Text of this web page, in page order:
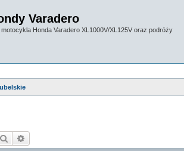
Varadero
Honda Varadero XL1000V/XL125V oraz podróży
Szukaj